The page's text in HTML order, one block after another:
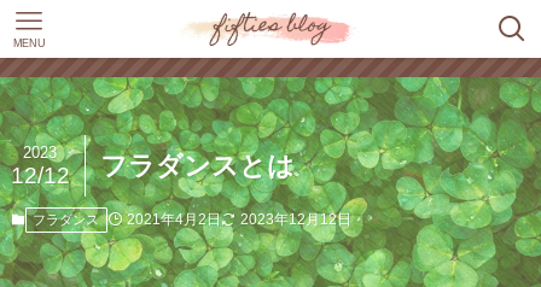
MENU
フラダンスとは
2023
12/12
フラダンス 2021年4月2日 2023年12月12日